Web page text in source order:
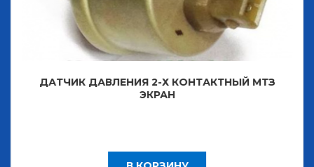
ДАТЧИК ДАВЛЕНИЯ 2-Х КОНТАКТНЫЙ МТЗ
ЭКРАН